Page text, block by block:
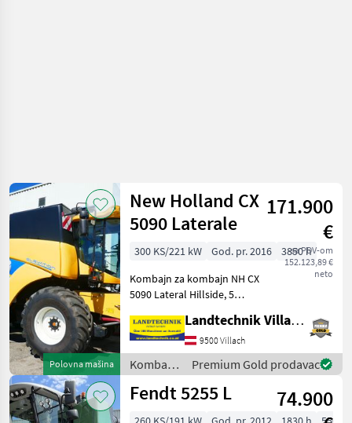
Polovna mašina
New Holland CX
5090 Laterale
171.900
€
sa PDV-om
152.123,89 €
neto
300 KS/221 kW God. pr. 2016
3850 h
Kombajn za kombajn NH CX
5090 Lateral Hillside, 5
četiri kotača, sa 6-
cilindričnim motorom,
spremnikom za žito od
8300 litara, ispusnim otvo
Landtechnik Villach GmbH
9500 Villach
Kombajni
/ New
Holland
Premium Gold prodavac
Fendt 5255 L
74.900